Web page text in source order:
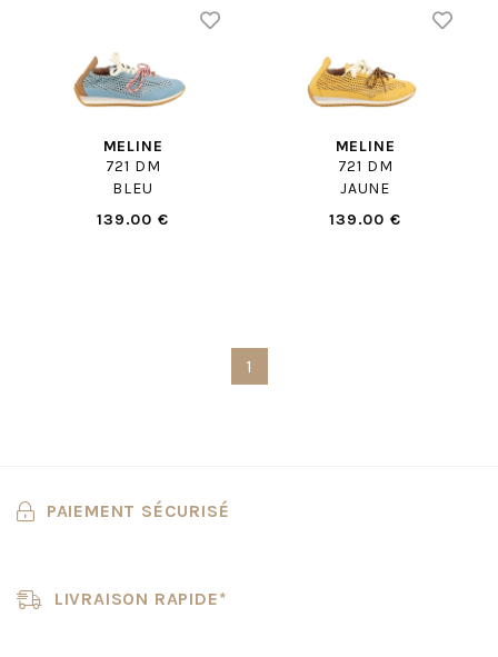
MELINE
721 DM
BLEU
139.00 €
MELINE
721 DM
JAUNE
139.00 €
1
PAIEMENT SÉCURISÉ
LIVRAISON RAPIDE*